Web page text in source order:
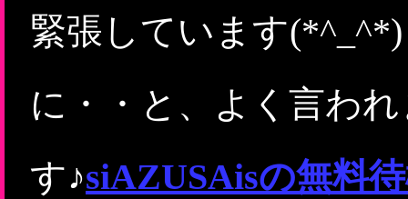
緊張しています
に・・と、よく言わ
す♪siAZUSAisの無料